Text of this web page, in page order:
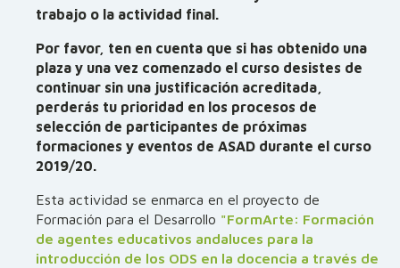
trabajo o la actividad final.
Por favor, ten en cuenta que si has obtenido una
plaza y una vez comenzado el curso desistes de
continuar sin una justificación acreditada,
perderás tu prioridad en los procesos de
selección de participantes de próximas
formaciones y eventos de ASAD durante el curso
2019/20.
Esta actividad se enmarca en el proyecto de
Formación para el Desarrollo "FormArte: Formación
de agentes educativos andaluces para la
introducción de los ODS en la docencia a través de